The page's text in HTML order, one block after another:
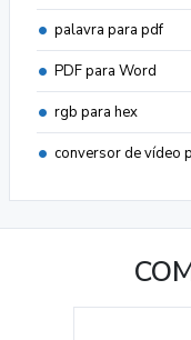
palavra para pdf
PDF para Word
rgb para hex
conversor de vídeo